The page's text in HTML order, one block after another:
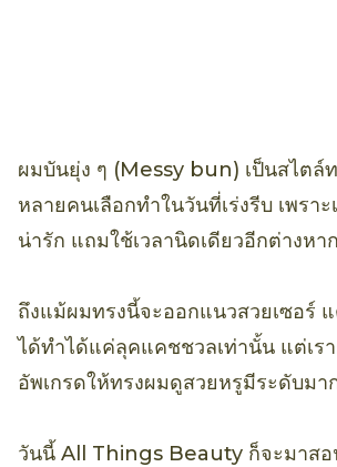
ผมบันยุ่ง ๆ (Messy bun) เป็นสไตล์
หลายคนเลือกทำในวันที่เร่งรีบ เพรา
น่ารัก แถมใช้เวลานิดเดียวอีกต่างหาก
ถึงแม้ผมทรงนี้จะออกแนวสวยเซอร์
ได้ทำได้แค่ลุคแคชชวลเท่านั้น แต่เร
อัพเกรดให้ทรงผมดูสวยหรูมีระดับมา
วันนี้ All Things Beauty ก็จะมาสอ